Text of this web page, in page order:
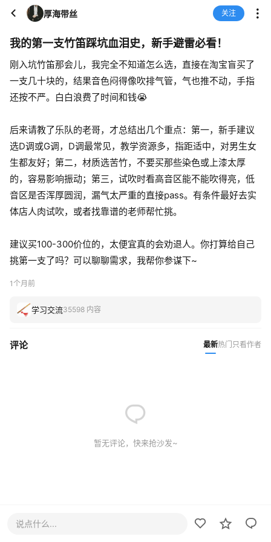
厚海带丝 关注
我的第一支竹笛踩坑血泪史，新手避雷必看！
刚入坑竹笛那会儿，我完全不知道怎么选，直接在淘宝盲买了
一支几十块的，结果音色闷得像吹排气管，气也推不动，手指
还按不严。白白浪费了时间和钱😭
后来请教了乐队的老哥，才总结出几个重点：第一，新手建议
选D调或G调，D调最常见，教学资源多，指距适中，对男生女
生都友好；第二，材质选苦竹，不要买那些染色或上漆太厚
的，容易影响振动；第三，试吹时看高音区能不能吹得亮，低
音区是否浑厚圆润，漏气太严重的直接pass。有条件最好去实
体店人肉试吹，或者找靠谱的老师帮忙挑。
建议买100-300价位的，太便宜真的会劝退人。你打算给自己
挑第一支了吗？可以聊聊需求，我帮你参谋下~
1个月前
学习交流35598 内容
评论 最新热门 只看作者
暂无评论，快来抢沙发~
说点什么...